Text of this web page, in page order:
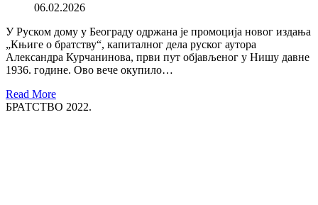
06.02.2026
У Руском дому у Београду одржана је промоција новог издања
„Књиге о братству“, капиталног дела руског аутора
Александра Курчанинова, први пут објављеног у Нишу давне
1936. године. Ово вече окупило…
Read More
БРАТСТВО 2022.